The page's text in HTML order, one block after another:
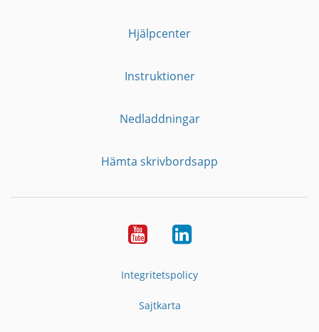
Hjälpcenter
Instruktioner
Nedladdningar
Hämta skrivbordsapp
YouTubeLinkedIn
Integritetspolicy
Sajtkarta